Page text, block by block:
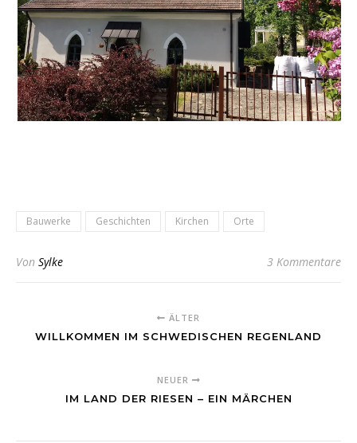
Bauwerke Geschichten Kirchen Orte
Von Sylke 3 Kommentare
ÄLTER
WILLKOMMEN IM SCHWEDISCHEN REGENLAND
NEUER
IM LAND DER RIESEN – EIN MÄRCHEN